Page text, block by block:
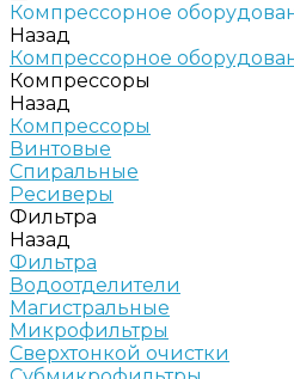
Компрессорное
Назад
Компрессорное
Компрессоры
Назад
Компрессоры
Винтовые
Спиральные
Ресиверы
Фильтра
Назад
Фильтра
Водоотделители
Магистральные
Микрофильтры
Сверхтонкой очистки